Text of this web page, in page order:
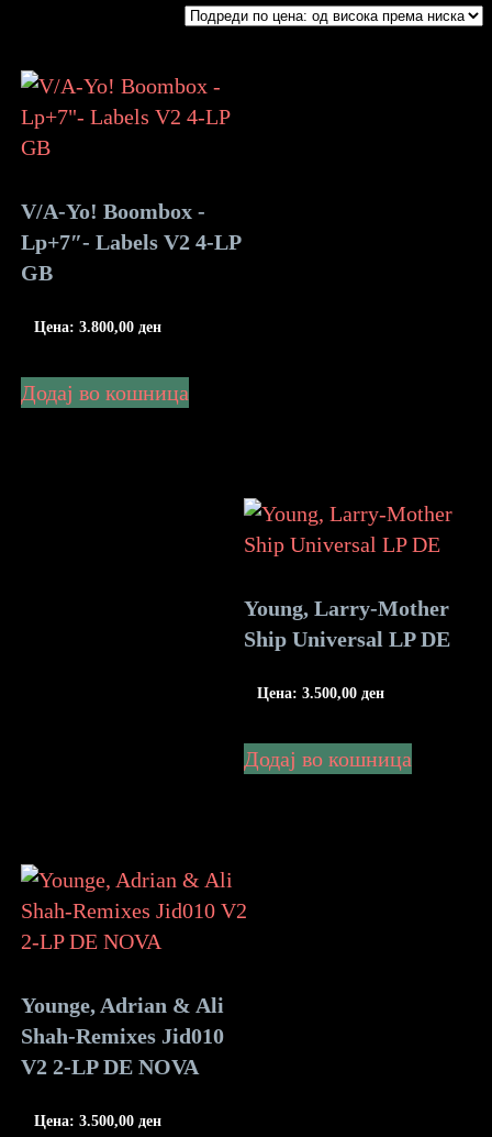
price:
V/A-Yo! Boombox -
Lp+7″- Labels V2 4-LP
GB
Цена: 3.800,00 ден
Додај во кошница
Young, Larry-Mother
Ship Universal LP DE
Цена: 3.500,00 ден
Додај во кошница
Younge, Adrian & Ali
Shah-Remixes Jid010
V2 2-LP DE NOVA
Цена: 3.500,00 ден